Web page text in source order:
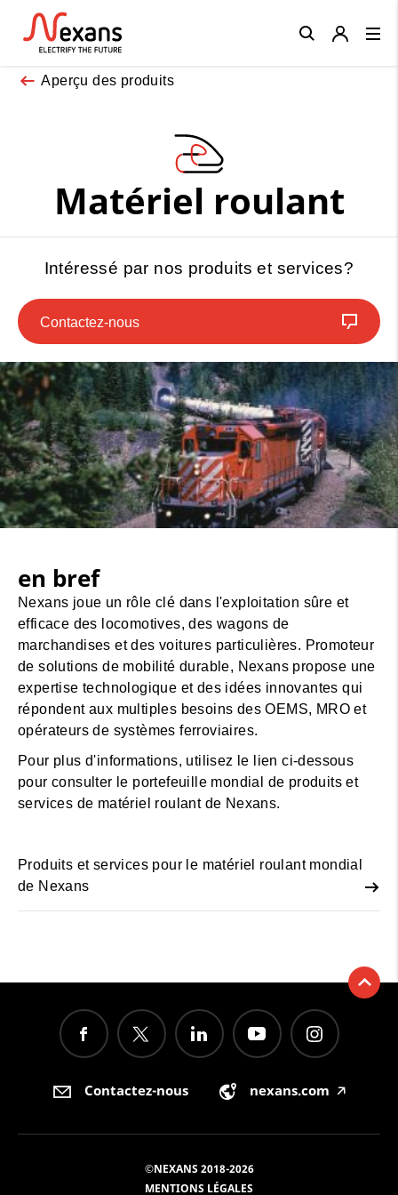
Aperçu des produits
Matériel roulant
Intéressé par nos produits et services?
Contactez-nous
en bref
Nexans joue un rôle clé dans l'exploitation sûre et
efficace des locomotives, des wagons de
marchandises et des voitures particulières. Promoteur
de solutions de mobilité durable, Nexans propose une
expertise technologique et des idées innovantes qui
répondent aux multiples besoins des OEMS, MRO et
opérateurs de systèmes ferroviaires.
Pour plus d'informations, utilisez le lien ci-dessous
pour consulter le portefeuille mondial de produits et
services de matériel roulant de Nexans.
Produits et services pour le matériel roulant mondial
de Nexans
Close
Contactez-nous nexans.com 🡥
©NEXANS 2018-2026
MENTIONS LÉGALES